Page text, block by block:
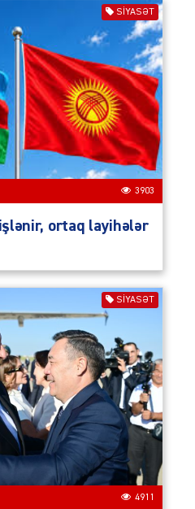
SIYASƏT
3903
ortaq layihələr
SIYASƏT
4911